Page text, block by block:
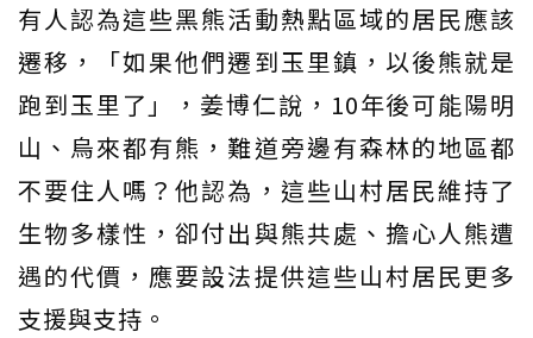
有人認為這些黑熊活動熱點區域的居民應該
遷移，「如果他們遷到玉里鎮，以後熊就是
跑到玉里了」，姜博仁說，10年後可能陽明
山、烏來都有熊，難道旁邊有森林的地區都
不要住人嗎？他認為，這些山村居民維持了
生物多樣性，卻付出與熊共處、擔心人熊遭
遇的代價，應要設法提供這些山村居民更多
支援與支持。